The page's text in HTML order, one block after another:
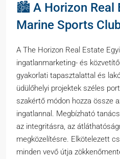
🏙️ A Horizon Real
Marine Sports
A The Horizon Real Estate
ingatlanmarketing- és
gyakorlati tapasztalattal és
üdülőhelyi projektek széles
szakértő módon hozza össze
ingatlannal. Megbízható
az integritásra, az
megközelítésre. Elkötelezett
minden vevő útja